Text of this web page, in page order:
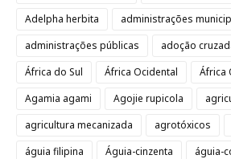
Adelpha herbita
administrações
administrações públicas
adoção
África do Sul
África Ocidental
África
Agamia agami
Agojie rupicola
agricultura mecanizada
agrotóxicos
águia filipina
Águia-cinzenta
águia-